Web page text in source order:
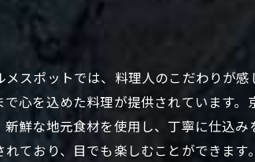
スポットでは、料理人のこだわりが
心を込めた料理が提供されています
鮮な地元食材を使用し、丁寧に仕込
ており、目でも楽しむことができま